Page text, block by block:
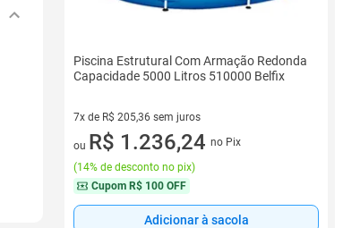
Piscina Estrutural Com Armação Redonda
Capacidade 5000 Litros 510000 Belfix
7x de R$ 205,36 sem juros
7 vez de R$ 205,36 sem juros
ou R$ 1.236,24 no Pix
(14% de desconto no pix)
Cupom R$ 100 OFF
Adicionar à sacola